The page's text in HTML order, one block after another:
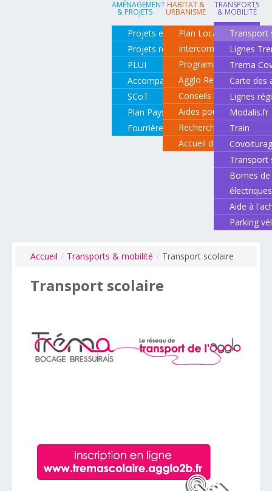
AMÉNAGEMENT
& PROJETS
Projets en cours
Projets réalisés
PLUI
Accompagnement de projets
SCoT
Plan Paysage
Fourrière animale
HABITAT &
URBANISME
Plan Local d'Urbanisme
Intercommunal
Programme local de
Agglo Renov
Conseils pour rénover
Aides pour rénover
Recherche d'un
Accueil des gens du
TRANSPORTS
& MOBILITÉ
Transport
Lignes
Trema
Carte des
Lignes
Modalis.fr
Train
Transport
Bornes
électriques
Aide à
Parking
Accueil / Transports & mobilité / Transport scolaire
Transport scolaire